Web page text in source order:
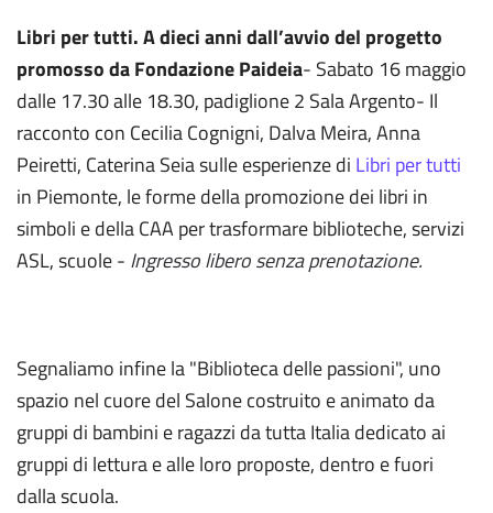
Libri per tutti. A dieci anni dall’avvio del progetto
promosso da Fondazione Paideia- Sabato 16 maggio
dalle 17.30 alle 18.30, padiglione 2 Sala Argento- Il
racconto con Cecilia Cognigni, Dalva Meira, Anna
Peiretti, Caterina Seia sulle esperienze di Libri per tutti
in Piemonte, le forme della promozione dei libri in
simboli e della CAA per trasformare biblioteche, servizi
ASL, scuole - Ingresso libero senza prenotazione.
Segnaliamo infine la "Biblioteca delle passioni", uno
spazio nel cuore del Salone costruito e animato da
gruppi di bambini e ragazzi da tutta Italia dedicato ai
gruppi di lettura e alle loro proposte, dentro e fuori
dalla scuola.